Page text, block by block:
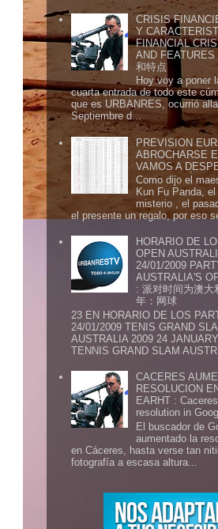
CRISIS
Y
FINANCIAL
AND
和特点
Hoy voy a poner
cuarta entrada de todo este
que es URBANRES, ocurrió
Septiembre d...
PREVISION
ABROCHARSE
VAMOS A
Como dijo el
Kun Fu Panda,
misterio , el
el presente un regalo, por eso
HORARIO DE
OPEN
24/01/2009
AUSTRALIA'S
: 派对时间为澳大
年：网球
23 EN HORARIO DE LOS
24/01/2009 TENIS GRAND
AUSTRALIA 2009 24
TENNIS GRAND SLAM
CACERES
RESOLUCION
EARHT :
resolution in
El buscador de
aumentado la
en Cáceres, hasta verse tan
fotografía a escasa altura...